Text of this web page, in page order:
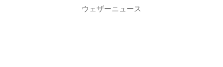
ウェザーニュース